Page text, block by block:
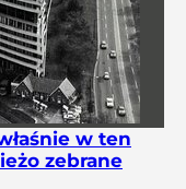
w ten
zebrane